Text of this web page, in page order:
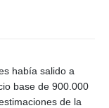
había salido a
base de 900.000
de la